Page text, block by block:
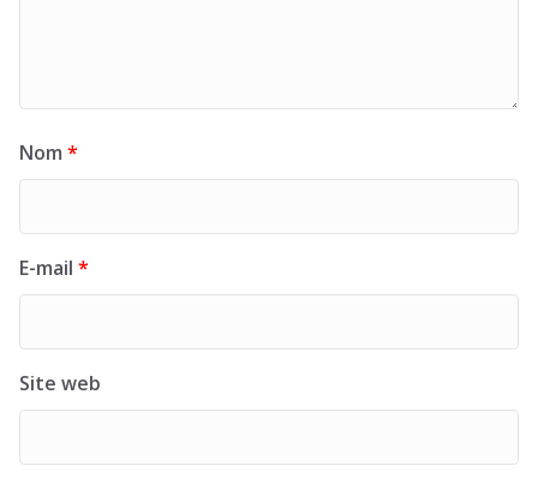
Nom *
E-mail *
Site web